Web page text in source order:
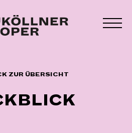
ZUR ÜBERSICHT